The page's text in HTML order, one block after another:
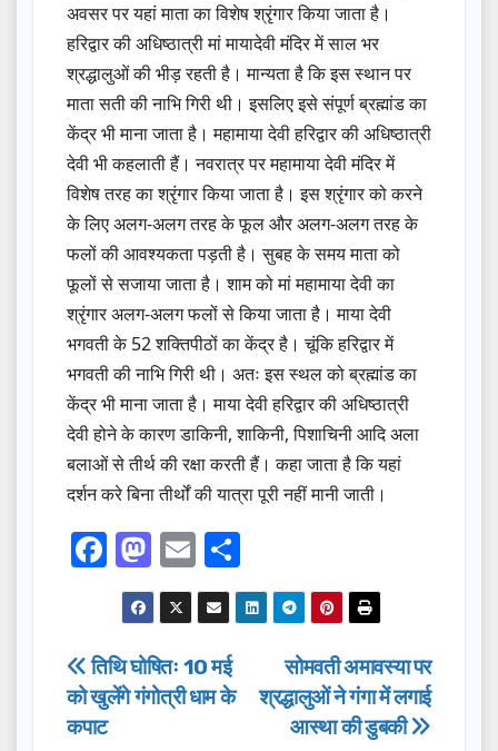
अवसर पर यहां माता का विशेष श्रृंगार किया जाता है।
हरिद्वार की अधिष्ठात्री मां मायादेवी मंदिर में साल भर
श्रद्धालुओं की भीड़ रहती है। मान्यता है कि इस स्थान पर
माता सती की नाभि गिरी थी। इसलिए इसे संपूर्ण ब्रह्मांड का
केंद्र भी माना जाता है। महामाया देवी हरिद्वार की अधिष्ठात्री
देवी भी कहलाती हैं। नवरात्र पर महामाया देवी मंदिर में
विशेष तरह का श्रृंगार किया जाता है। इस श्रृंगार को करने
के लिए अलग-अलग तरह के फूल और अलग-अलग तरह के
फलों की आवश्यकता पड़ती है। सुबह के समय माता को
फूलों से सजाया जाता है। शाम को मां महामाया देवी का
श्रृंगार अलग-अलग फलों से किया जाता है। माया देवी
भगवती के 52 शक्तिपीठों का केंद्र है। चूंकि हरिद्वार में
भगवती की नाभि गिरी थी। अतः इस स्थल को ब्रह्मांड का
केंद्र भी माना जाता है। माया देवी हरिद्वार की अधिष्ठात्री
देवी होने के कारण डाकिनी, शाकिनी, पिशाचिनी आदि अला
बलाओं से तीर्थ की रक्षा करती हैं। कहा जाता है कि यहां
दर्शन करे बिना तीर्थों की यात्रा पूरी नहीं मानी जाती।
F
a
c
e
b
o
M
a
st
o
d
E
m
ail
h
ar
Post
navigation
सोमवती अमावस्या पर
श्रद्धालुओं ने गंगा में लगाई
आस्था की डुबकी
तिथि घोषितः 10 मई
को खुलेंगे गंगोत्री धाम के
कपाट